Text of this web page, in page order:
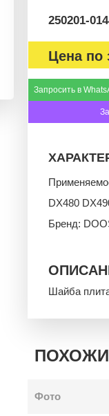
250201-
Цена по
Запросить в
DX480
Бренд:
Шайба
Фото